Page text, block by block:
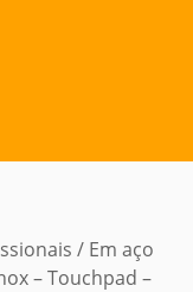
/ Em aço
– Touchpad –